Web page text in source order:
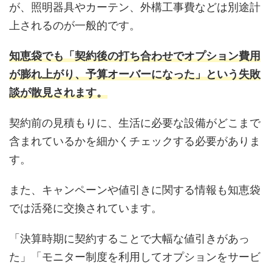
が、照明器具やカーテン、外構工事費などは別途計
上されるのが一般的です。
知恵袋でも「契約後の打ち合わせでオプション費用
が膨れ上がり、予算オーバーになった」という失敗
談が散見されます。
契約前の見積もりに、生活に必要な設備がどこまで
含まれているかを細かくチェックする必要がありま
す。
また、キャンペーンや値引きに関する情報も知恵袋
では活発に交換されています。
「決算時期に契約することで大幅な値引きがあっ
た」「モニター制度を利用してオプションをサービ